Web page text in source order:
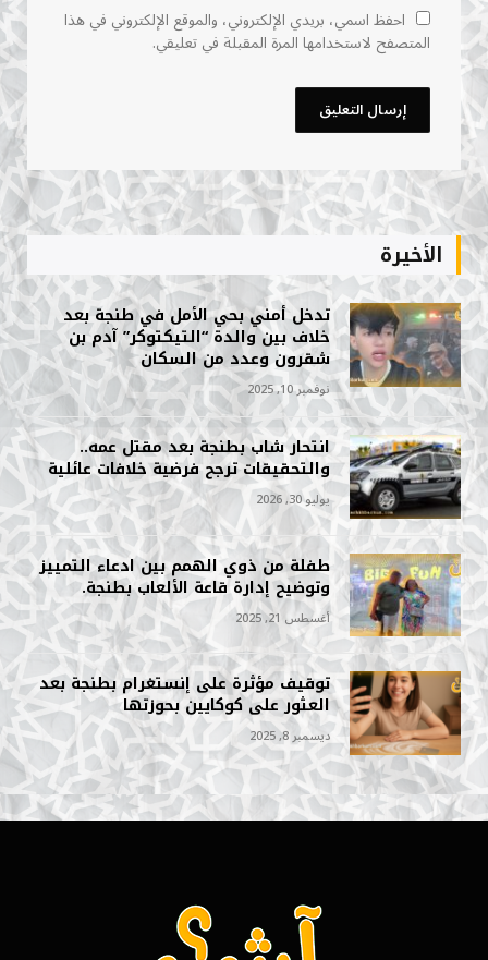
احفظ اسمي، بريدي الإلكتروني، والموقع الإلكتروني في هذا
المتصفح لاستخدامها المرة المقبلة في تعليقي.
الأخيرة
تدخل أمني بحي الأمل في طنجة بعد
خلاف بين والدة “التيكتوكر” آدم بن
شقرون وعدد من السكان
نوفمبر 10, 2025
انتحار شاب بطنجة بعد مقتل عمه..
والتحقيقات ترجح فرضية خلافات عائلية
يوليو 30, 2026
طفلة من ذوي الهمم بين ادعاء التمييز
وتوضيح إدارة قاعة الألعاب بطنجة.
أغسطس 21, 2025
توقيف مؤثرة على إنستغرام بطنجة بعد
العثور على كوكايين بحوزتها
ديسمبر 8, 2025